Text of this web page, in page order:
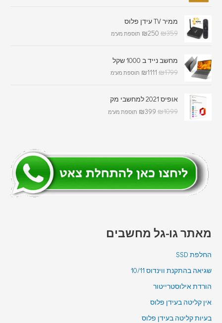
ממיר TV עידן פלוס
₪359
₪250 תוספת מע"מ
מחשב נייד ב 1000 שקל
₪1799
₪1111 תוספת מע"מ
אופיס 2021 למחשבי מק
₪1099
₪399 תוספת מע"מ
מאתר גו-גל מחשבים
החלפת SSD
שגיאה בהתקנת ווינדוס 10/11
הורדת אילוסטרייטור
אין קליטה בעידן פלוס
בעיות קליטה בעידן פלוס